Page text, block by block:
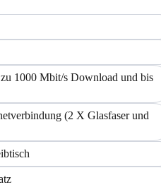
1000 Mbit/s Download und bis
(2 X Glasfaser und